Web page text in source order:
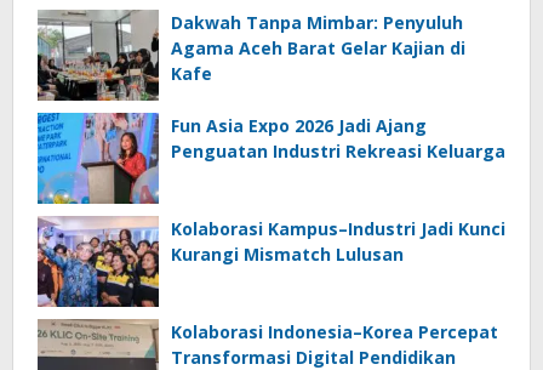
Dakwah Tanpa Mimbar: Penyuluh
Agama Aceh Barat Gelar Kajian di
Kafe
Fun Asia Expo 2026 Jadi Ajang
Penguatan Industri Rekreasi Keluarga
Kolaborasi Kampus–Industri Jadi Kunci
Kurangi Mismatch Lulusan
Kolaborasi Indonesia–Korea Percepat
Transformasi Digital Pendidikan